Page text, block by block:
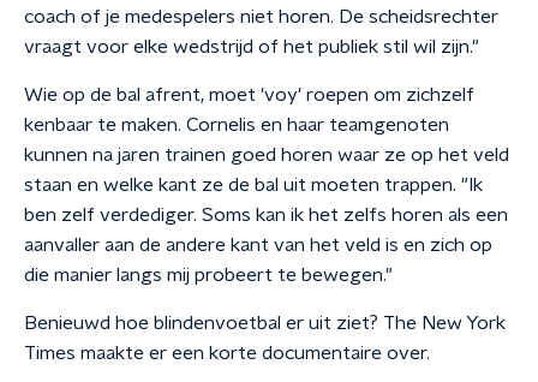
coach of je medespelers niet horen. De scheidsrechter
vraagt voor elke wedstrijd of het publiek stil wil zijn."
Wie op de bal afrent, moet 'voy' roepen om zichzelf
kenbaar te maken. Cornelis en haar teamgenoten
kunnen na jaren trainen goed horen waar ze op het veld
staan en welke kant ze de bal uit moeten trappen. "Ik
ben zelf verdediger. Soms kan ik het zelfs horen als een
aanvaller aan de andere kant van het veld is en zich op
die manier langs mij probeert te bewegen."
Benieuwd hoe blindenvoetbal er uit ziet? The New York
Times maakte er een korte documentaire over.